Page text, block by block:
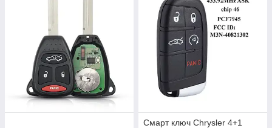
Смарт ключ Chrysler 4+1